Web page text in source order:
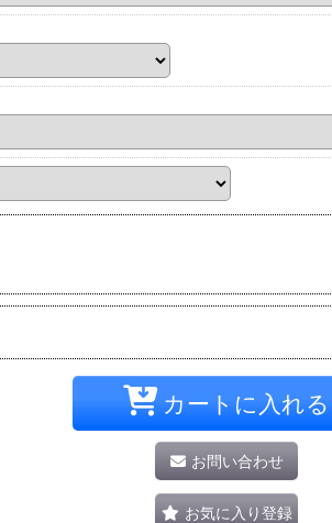
カートに入れる
お問い合わせ
お気に入り登録